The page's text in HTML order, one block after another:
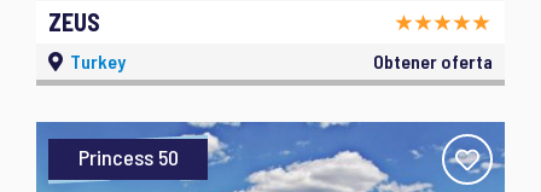
ZEUS
Turkey Obtener oferta
Princess 50